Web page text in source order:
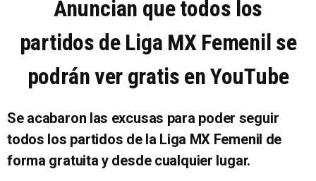
Anuncian que todos los
partidos de Liga MX Femenil se
podrán ver gratis en YouTube
Se acabaron las excusas para poder seguir
todos los partidos de la Liga MX Femenil de
forma gratuita y desde cualquier lugar.